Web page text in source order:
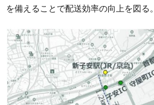
を備えることで配送効率の向上を図る。